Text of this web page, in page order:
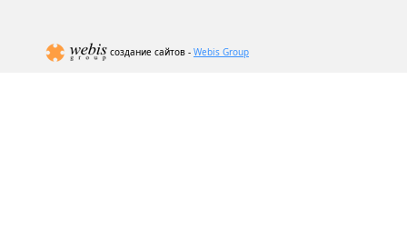
создание сайтов - Webis Group